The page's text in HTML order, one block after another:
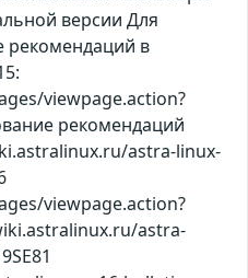
версии Для
рекомендаций в
viewpage.action?
рекомендаций
astra-linux-
viewpage.action?
astra-